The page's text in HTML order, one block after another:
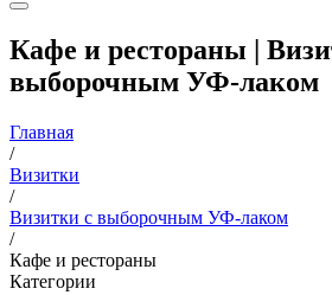
Кафе и рестораны |
выборочным УФ-лаком
Главная
/
Визитки
/
Визитки с выборочным УФ-лаком
/
Кафе и рестораны
Категории